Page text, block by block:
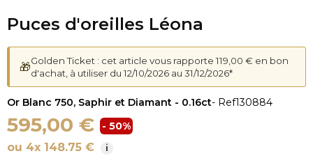
Puces d'oreilles Léona
🎁Golden Ticket : cet article vous rapporte 119,00 € en bon
d'achat, à utiliser du 12/10/2026 au 31/12/2026*
Or Blanc 750, Saphir et Diamant - 0.16ct- Ref130884
595,00 € - 50%
ou 4x 148.75 € i